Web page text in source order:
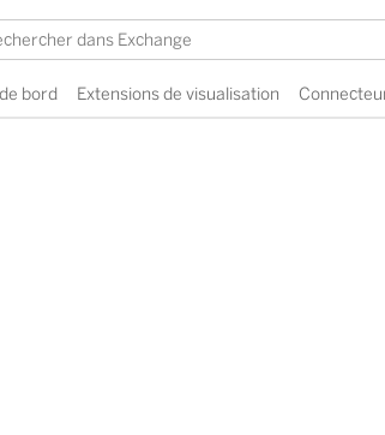
bord Extensions de visualisation